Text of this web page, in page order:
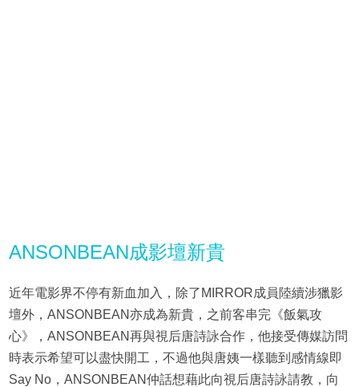
ANSONBEAN成影壇新貴
近年電影界不停有新血加入，除了MIRROR成員陸續涉獵影
壇外，ANSONBEAN亦成為新貴，之前客串完《飯氣攻
心》，ANSONBEAN再與視后唐詩詠合作，他接受傳媒訪問
時表示希望可以盡快開工，不過他與唐姨一樣聽到感情線即
Say No，ANSONBEAN仲話想藉此向視后唐詩詠請教，向